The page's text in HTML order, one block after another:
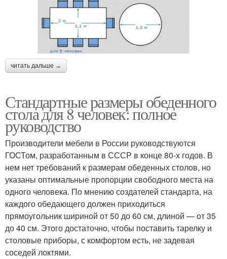
читать дальше →
Стандартные размеры обеденного
стола для 8 человек: полное
руководство
Производители мебели в России руководствуются
ГОСТом, разработанным в СССР в конце 80-х годов. В
нем нет требований к размерам обеденных столов, но
указаны оптимальные пропорции свободного места на
одного человека. По мнению создателей стандарта, на
каждого обедающего должен приходиться
прямоугольник шириной от 50 до 60 см, длиной — от 35
до 40 см. Этого достаточно, чтобы поставить тарелку и
столовые приборы, с комфортом есть, не задевая
соседей локтями.